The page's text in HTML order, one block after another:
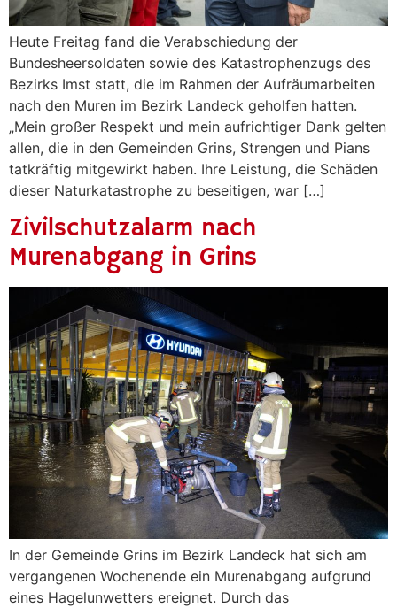
Heute Freitag fand die Verabschiedung der
Bundesheersoldaten sowie des Katastrophenzugs des
Bezirks Imst statt, die im Rahmen der Aufräumarbeiten
nach den Muren im Bezirk Landeck geholfen hatten.
„Mein großer Respekt und mein aufrichtiger Dank gelten
allen, die in den Gemeinden Grins, Strengen und Pians
tatkräftig mitgewirkt haben. Ihre Leistung, die Schäden
dieser Naturkatastrophe zu beseitigen, war […]
Zivilschutzalarm nach
Murenabgang in Grins
In der Gemeinde Grins im Bezirk Landeck hat sich am
vergangenen Wochenende ein Murenabgang aufgrund
eines Hagelunwetters ereignet. Durch das